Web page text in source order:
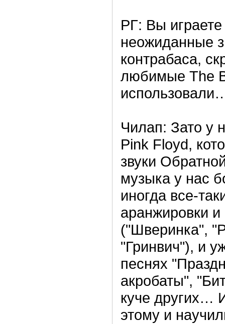
РГ: Вы
неожиданные
контрабаса,
любимые The
Чилап: Зато у
Pink Floyd,
звуки
музыка у нас
иногда все-
аранжировки и
("Шверинка",
"Гринвич"), и
песнях
акробаты",
куче других…
этому и